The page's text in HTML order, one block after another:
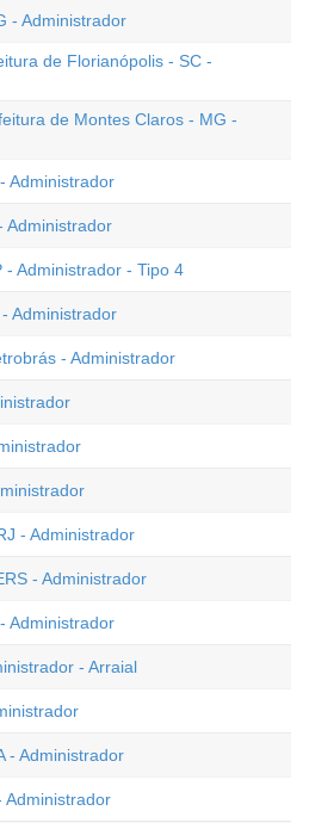
- Administrador
de Florianópolis - SC -
de Montes Claros - MG -
Administrador
Administrador
- Administrador - Tipo 4
Administrador
- Administrador
- Administrador
- Administrador
Administrador
- Arraial
- Administrador
Administrador